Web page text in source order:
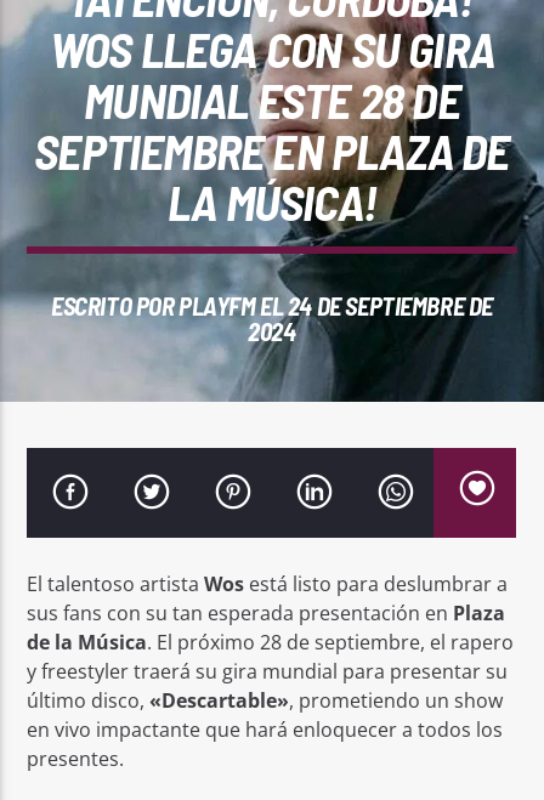
REPRODUCTOR WEB
0:00
WOS LLEGA CON SU GIRA
MUNDIAL ESTE 28 DE
SEPTIEMBRE EN PLAZA DE
LA MÚSICA!
ESCRITO PORPLAYFMEL 24 DE SEPTIEMBRE DE
2024
El talentoso artistaWos está listo para deslumbrar a
sus fans con su tan esperada presentación en Plaza
de la Música. El próximo 28 de septiembre, el rapero
y freestyler traerá su gira mundial para presentar su
último disco,«Descartable», prometiendo un show
en vivo impactante que hará enloquecer a todos los
presentes.